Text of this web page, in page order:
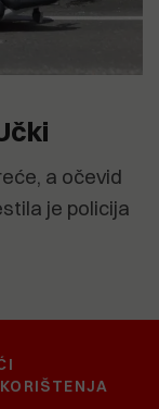
a očevid
je policija